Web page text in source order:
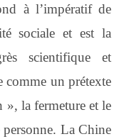
à l’impératif de
sociale et est la
scientifique et
comme un prétexte
la fermeture et le
personne. La Chine